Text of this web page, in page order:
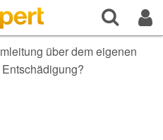
über dem eigenen